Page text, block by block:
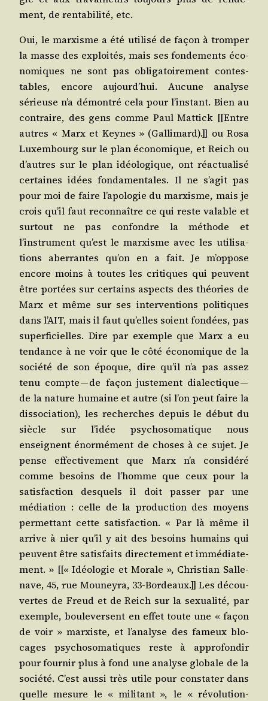
ment, de ren­ta­bi­li­té, etc.
Oui, le mar­xisme a été uti­li­sé de façon à trom­per
la masse des exploi­tés, mais ses fon­de­ments éco­
no­miques ne sont pas obli­ga­toi­re­ment contes­
tables, encore aujourd’hui. Aucune ana­lyse
sérieuse n’a démon­tré cela pour l’instant. Bien au
contraire, des gens comme Paul Mat­tick [[Entre
autres « Marx et Keynes » (Gal­li­mard).]] ou Rosa
Luxem­bourg sur le plan éco­no­mique, et Reich ou
d’autres sur le plan idéo­lo­gique, ont réac­tua­li­sé
cer­taines idées fon­da­men­tales. Il ne s’agit pas
pour moi de faire l’apologie du mar­xisme, mais je
crois qu’il faut recon­naître ce qui reste valable et
sur­tout ne pas confondre la méthode et
l’instrument qu’est le mar­xisme avec les uti­li­sa­
tions aber­rantes qu’on en a fait. Je m’oppose
encore moins à toutes les cri­tiques qui peuvent
être por­tées sur cer­tains aspects des théo­ries de
Marx et même sur ses inter­ven­tions poli­tiques
dans l’AIT, mais il faut qu’elles soient fon­dées, pas
super­fi­cielles. Dire par exemple que Marx a eu
ten­dance à ne voir que le côté éco­no­mique de la
socié­té de son époque, dire qu’il n’a pas assez
tenu compte — de façon jus­te­ment dia­lec­tique —
de la nature humaine et autre (si l’on peut faire la
dis­so­cia­tion), les recherches depuis le début du
siècle sur l’idée psy­cho­so­ma­tique nous
enseignent énor­mé­ment de choses à ce sujet. Je
pense effec­ti­ve­ment que Marx n’a consi­dé­ré
comme besoins de l’homme que ceux pour la
satis­fac­tion des­quels il doit pas­ser par une
média­tion : celle de la pro­duc­tion des moyens
per­met­tant cette satis­fac­tion. « Par là même il
arrive à nier qu’il y ait des besoins humains qui
peuvent être satis­faits direc­te­ment et immé­dia­te­
ment. » [[« Idéo­lo­gie et Morale », Chris­tian Sal­le­
nave, 45, rue Mou­ney­ra, 33-Bor­deaux.]] Les décou­
vertes de Freud et de Reich sur la sexua­li­té, par
exemple, bou­le­versent en effet toute une « façon
de voir » mar­xiste, et l’analyse des fameux blo­
cages psy­cho­so­ma­tiques reste à appro­fon­dir
pour four­nir plus à fond une ana­lyse glo­bale de la
socié­té. C’est aus­si très utile pour consta­ter dans
quelle mesure le « mili­tant », le « révo­lu­tion­